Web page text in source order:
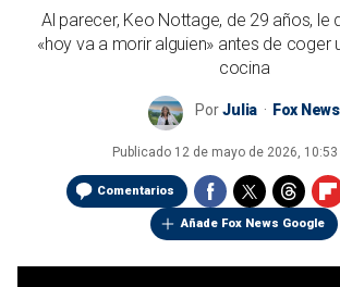
Al parecer, Keo Nottage, de 29 años, le
«hoy va a morir alguien» antes de coger
cocina
PorJulia Fox News
Publicado 12 de mayo de 2026, 10:53
Comentarios
Añade Fox News Google